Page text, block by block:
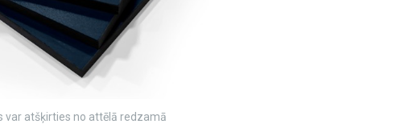
var atšķirties no attēlā redzamā